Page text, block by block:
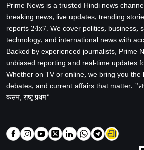
Prime News is a trusted Hindi news
breaking news, live updates, trending
reports 24x7. We cover politics, business,
technology, and international news with
Backed by experienced journalists, Prime
unbiased reporting and real-time updates
Whether on TV or online, we bring you the
debates, and current affairs that matter.
कसम, राष्ट्र प्रथम"